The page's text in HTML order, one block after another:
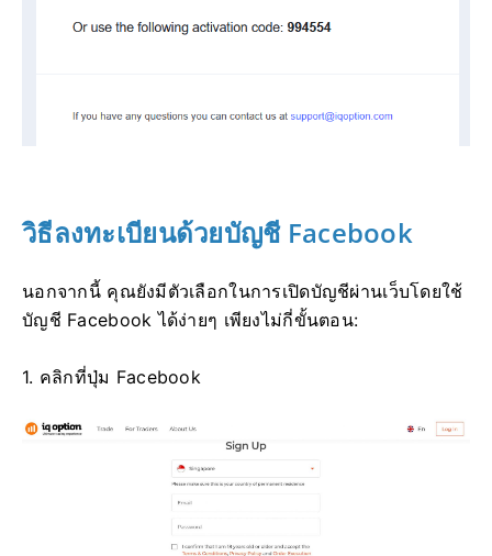
วิธีลงทะเบียนด้วยบัญชี Facebook
นอกจากนี้ คุณยังมีตัวเลือกในการเปิดบัญชีผ่านเว็บโดยใช้
บัญชี Facebook ได้ง่ายๆ เพียงไม่กี่ขั้นตอน:
1. คลิกที่ปุ่ม Facebook